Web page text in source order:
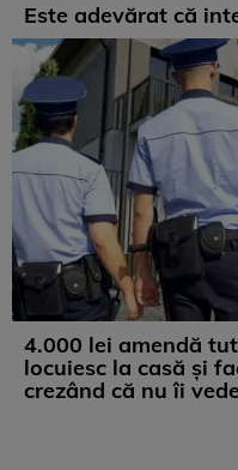
Este adevărat că
4.000 lei amendă
locuiesc la casă și
crezând că nu îi